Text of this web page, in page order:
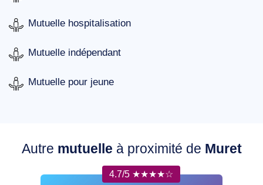
Mutuelle hospitalisation
Mutuelle indépendant
Mutuelle pour jeune
Autre mutuelle à proximité de Muret
4.7/5 ★★★★☆